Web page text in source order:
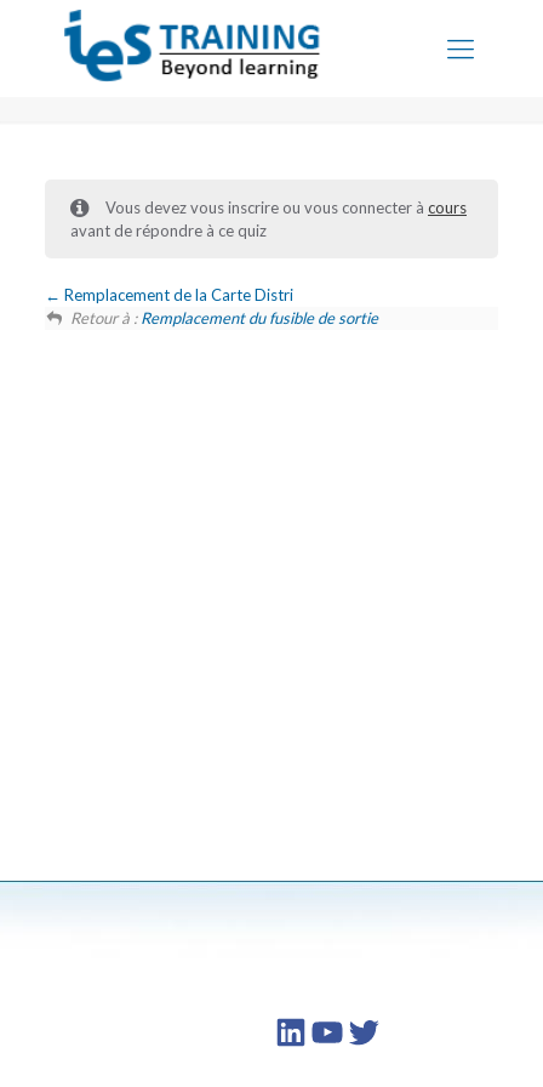
Vous devez vous inscrire ou vous connecter à cours
avant de répondre à ce quiz
Remplacement de la Carte Distri
Retour à :Remplacement du fusible de sortie